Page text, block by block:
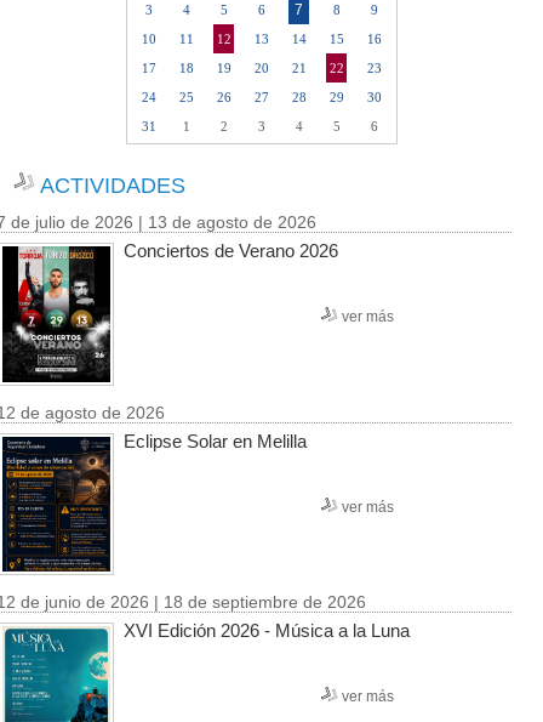
3
4 5 6 7 8
9
10
11 12 13 14 15
16
17
18 19 20 21 22
23
24
25 26 27 28 29
30
31
1 2 3 4 5 6
ACTIVIDADES
de julio de 2026 | 13 de agosto de 2026
Conciertos de Verano 2026
ver más
de agosto de 2026
Eclipse Solar en Melilla
ver más
de junio de 2026 | 18 de septiembre de 2026
XVI Edición 2026 - Música a la Luna
ver más